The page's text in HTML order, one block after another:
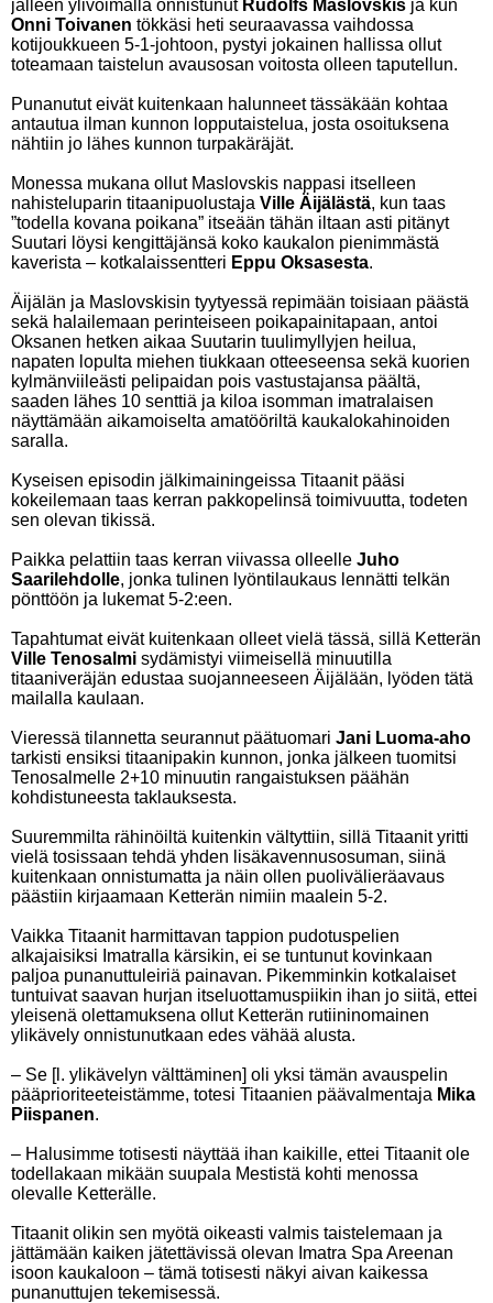
jälleen ylivoimalla onnistunut Rudolfs Maslovskis ja kun
Onni Toivanen tökkäsi heti seuraavassa vaihdossa
kotijoukkueen 5-1-johtoon, pystyi jokainen hallissa ollut
toteamaan taistelun avausosan voitosta olleen taputellun.
Punanutut eivät kuitenkaan halunneet tässäkään kohtaa
antautua ilman kunnon lopputaistelua, josta osoituksena
nähtiin jo lähes kunnon turpakäräjät.
Monessa mukana ollut Maslovskis nappasi itselleen
nahisteluparin titaanipuolustaja Ville Äijälästä, kun taas
”todella kovana poikana” itseään tähän iltaan asti pitänyt
Suutari löysi kengittäjänsä koko kaukalon pienimmästä
kaverista – kotkalaissentteri Eppu Oksasesta.
Äijälän ja Maslovskisin tyytyessä repimään toisiaan päästä
sekä halailemaan perinteiseen poikapainitapaan, antoi
Oksanen hetken aikaa Suutarin tuulimyllyjen heilua,
napaten lopulta miehen tiukkaan otteeseensa sekä kuorien
kylmänviileästi pelipaidan pois vastustajansa päältä,
saaden lähes 10 senttiä ja kiloa isomman imatralaisen
näyttämään aikamoiselta amatööriltä kaukalokahinoiden
saralla.
Kyseisen episodin jälkimainingeissa Titaanit pääsi
kokeilemaan taas kerran pakkopelinsä toimivuutta, todeten
sen olevan tikissä.
Paikka pelattiin taas kerran viivassa olleelle Juho
Saarilehdolle, jonka tulinen lyöntilaukaus lennätti telkän
pönttöön ja lukemat 5-2:een.
Tapahtumat eivät kuitenkaan olleet vielä tässä, sillä Ketterän
Ville Tenosalmi sydämistyi viimeisellä minuutilla
titaaniveräjän edustaa suojanneeseen Äijälään, lyöden tätä
mailalla kaulaan.
Vieressä tilannetta seurannut päätuomari Jani Luoma-aho
tarkisti ensiksi titaanipakin kunnon, jonka jälkeen tuomitsi
Tenosalmelle 2+10 minuutin rangaistuksen päähän
kohdistuneesta taklauksesta.
Suuremmilta rähinöiltä kuitenkin vältyttiin, sillä Titaanit yritti
vielä tosissaan tehdä yhden lisäkavennusosuman, siinä
kuitenkaan onnistumatta ja näin ollen puolivälieräavaus
päästiin kirjaamaan Ketterän nimiin maalein 5-2.
Vaikka Titaanit harmittavan tappion pudotuspelien
alkajaisiksi Imatralla kärsikin, ei se tuntunut kovinkaan
paljoa punanuttuleiriä painavan. Pikemminkin kotkalaiset
tuntuivat saavan hurjan itseluottamuspiikin ihan jo siitä, ettei
yleisenä olettamuksena ollut Ketterän rutiininomainen
ylikävely onnistunutkaan edes vähää alusta.
– Se [l. ylikävelyn välttäminen] oli yksi tämän avauspelin
pääprioriteeteistämme, totesi Titaanien päävalmentaja Mika
Piispanen.
– Halusimme totisesti näyttää ihan kaikille, ettei Titaanit ole
todellakaan mikään suupala Mestistä kohti menossa
olevalle Ketterälle.
Titaanit olikin sen myötä oikeasti valmis taistelemaan ja
jättämään kaiken jätettävissä olevan Imatra Spa Areenan
isoon kaukaloon – tämä totisesti näkyi aivan kaikessa
punanuttujen tekemisessä.